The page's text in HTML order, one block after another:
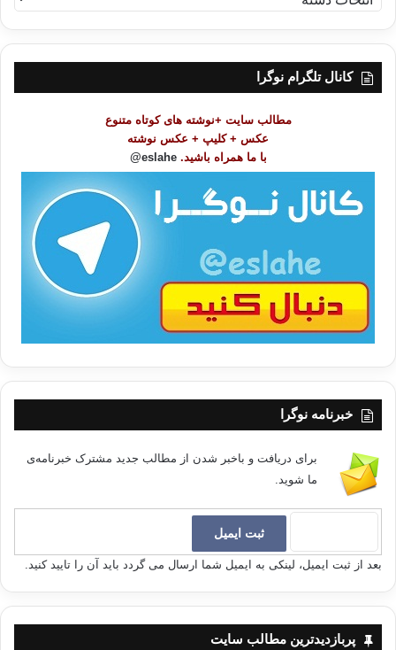
ه
ر
کانال تلگرام نوگرا
مطالب سایت +نوشته های کوتاه متنوع
عکس + کلیپ + عکس نوشته
با ما همراه باشید. eslahe@
خبرنامه نوگرا
برای دریافت و باخبر شدن از مطالب جدید مشترک خبرنامه‌ی
ما شوید.
بعد از ثبت ایمیل، لینکی به ایمیل شما ارسال می گردد باید آن را تایید کنید.
پربازدیدترین مطالب سایت